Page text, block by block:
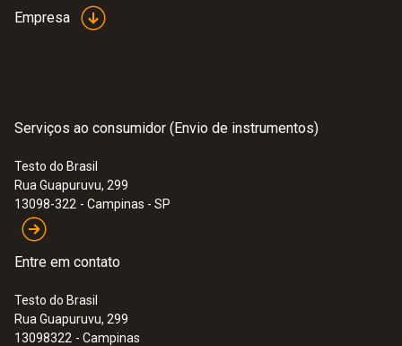
:0563 0470
testo 470 - tacômetro
Empresa
Serviços ao consumidor (Envio de instrumentos)
Testo do Brasil
Rua Guapuruvu, 299
13098-322 - Campinas - SP
Entre em contato
Testo do Brasil
Rua Guapuruvu, 299
13098322 - Campinas